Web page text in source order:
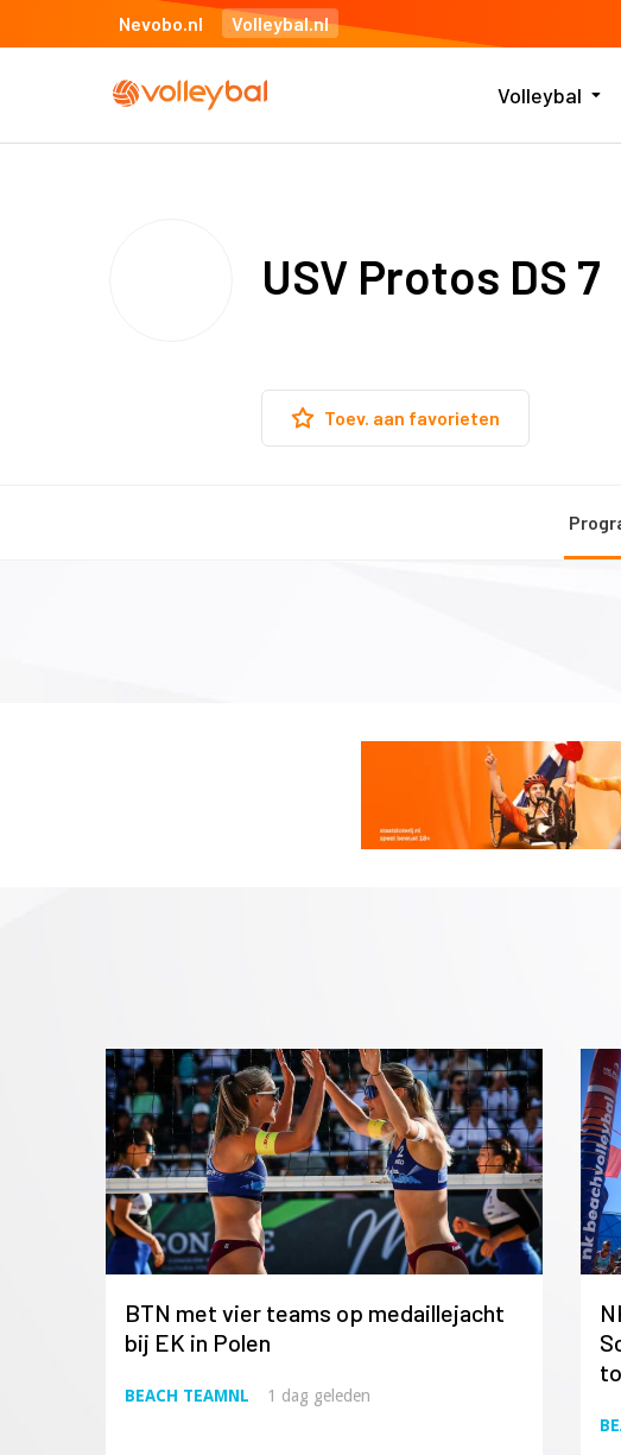
Nevobo.nl Volleybal.nl
Volleybal
USV Protos DS 7
Toev. aan favorieten
BTN met vier teams op medaillejacht
bij EK in Polen
BEACH TEAMNL 1 dag geleden